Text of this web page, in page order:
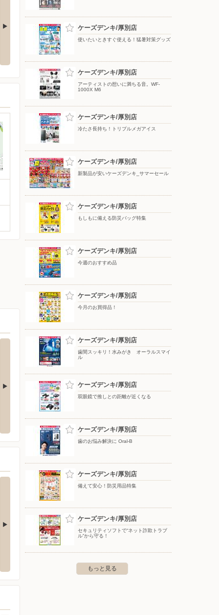
フェア 夏のスマホ＆ネット応援フェア ドコモフェア開催開催
ランド札幌厚別店
別区厚別東4条8-18-20 〒062-0933 北海道札幌市豊平区平岸3条13-6-1
穂1条3-1-15
ケーズデンキ/厚別店
使いたいときすぐ使える！猛暑対策グッズ
ケーズデンキ/厚別店
アーティストの想いに満ちる音。WF-
1000X M6
ケーズデンキ/厚別店
冷たさ長持ち！トリプルメガアイス
ケーズデンキ/厚別店
新製品が安いケーズデンキ_サマーセール
ケーズデンキ/厚別店
もしもに備える防災バッグ特集
ケーズデンキ/厚別店
今週のおすすめ品
ケーズデンキ/厚別店
今月のお買得品！
ケーズデンキ/厚別店
歯間スッキリ！水みがき オーラルスマイ
ル
ケーズデンキ/厚別店
双眼鏡で推しとの距離が近くなる
ケーズデンキ/厚別店
歯のお悩み解決に Oral-B
ケーズデンキ/厚別店
備えて安心！防災用品特集
ケーズデンキ/厚別店
セキュリティソフトで“ネット詐欺トラブ
ル”から守る！
もっと見る